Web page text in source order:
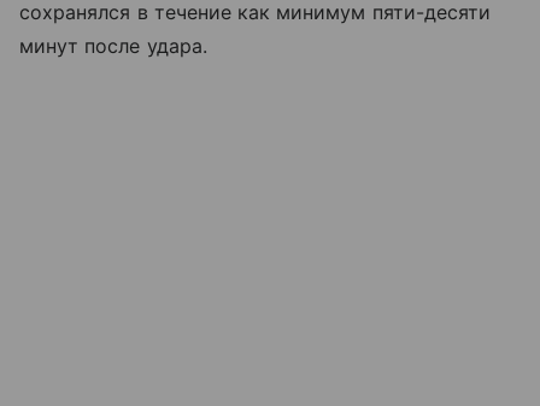
сохранялся в течение как минимум пяти-десяти
минут после удара.